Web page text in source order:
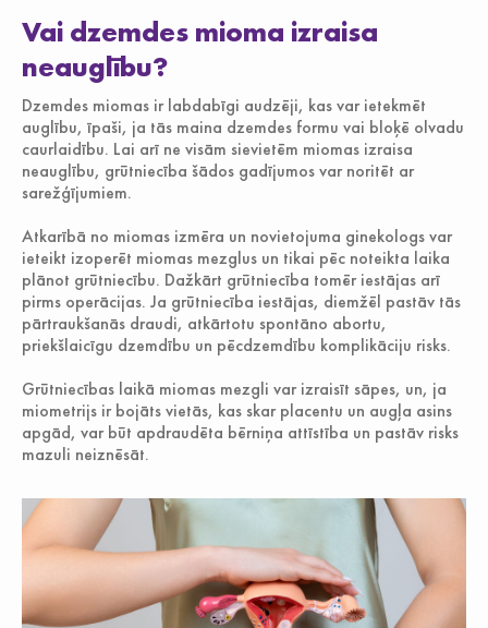
Vai dzemdes mioma izraisa
neauglību?
Dzemdes miomas ir labdabīgi audzēji, kas var ietekmēt
auglību, īpaši, ja tās maina dzemdes formu vai bloķē olvadu
caurlaidību. Lai arī ne visām sievietēm miomas izraisa
neauglību, grūtniecība šādos gadījumos var noritēt ar
sarežģījumiem.
Atkarībā no miomas izmēra un novietojuma ginekologs var
ieteikt izoperēt miomas mezglus un tikai pēc noteikta laika
plānot grūtniecību. Dažkārt grūtniecība tomēr iestājas arī
pirms operācijas. Ja grūtniecība iestājas, diemžēl pastāv tās
pārtraukšanās draudi, atkārtotu spontāno abortu,
priekšlaicīgu dzemdību un pēcdzemdību komplikāciju risks.
Grūtniecības laikā miomas mezgli var izraisīt sāpes, un, ja
miometrijs ir bojāts vietās, kas skar placentu un augļa asins
apgād, var būt apdraudēta bērniņa attīstība un pastāv risks
mazuli neiznēsāt.